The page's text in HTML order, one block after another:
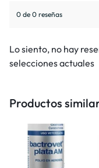
0 de 0 reseñas
Lo siento, no hay
selecciones actuales
Productos